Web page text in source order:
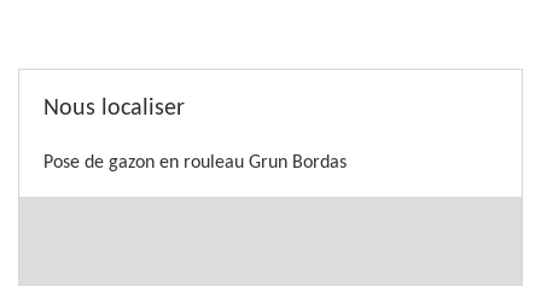
Nous localiser
Pose de gazon en rouleau Grun Bordas